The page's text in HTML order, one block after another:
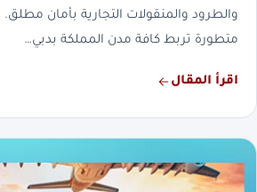
والطرود والمنقولات التجارية بأمان
متطورة تربط كافة مدن المملكة بدبي…
اقرأ المقال